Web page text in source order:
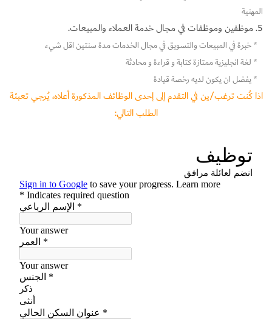
المهنية
5. موظفين وموظفات في مجال خدمة العملاء والمبيعات.
*خبرة في المبيعات والتسويق في مجال الخدمات مدة سنتين اقل شيء
* لغة انجليزية ممتازة كتابة و قراءة و محادثة
*يفضل ان يكون لديه رخصة قيادة
اذا كُنت ترغب/ين في التقدم إلى إحدى الوظائف المذكورة أعلاه، يُرجي تعبئة
الطلب التالي: